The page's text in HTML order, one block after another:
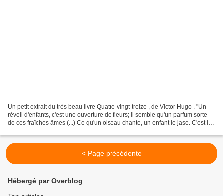
Un petit extrait du très beau livre Quatre-vingt-treize , de Victor Hugo . "Un
réveil d'enfants, c'est une ouverture de fleurs; il semble qu'un parfum sorte
de ces fraîches âmes (...) Ce qu'un oiseau chante, un enfant le jase. C'est le
< Page précédente
Hébergé par Overblog